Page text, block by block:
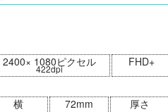
2400× 1080ピクセル
422dpi
FHD+
横 72mm 厚さ